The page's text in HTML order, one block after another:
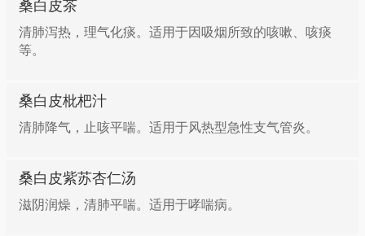
桑白皮茶
清肺泻热，理气化痰。适用于因吸烟所致的咳嗽、咳痰
等。
桑白皮枇杷汁
清肺降气，止咳平喘。适用于风热型急性支气管炎。
桑白皮紫苏杏仁汤
滋阴润燥，清肺平喘。适用于哮喘病。